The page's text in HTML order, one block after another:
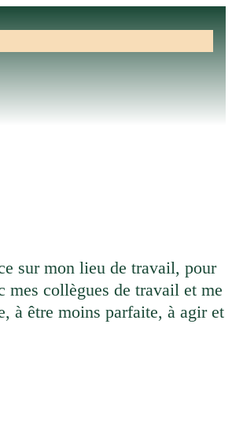
sur mon lieu de travail, pour
mes collègues de travail et me
à être moins parfaite, à agir et